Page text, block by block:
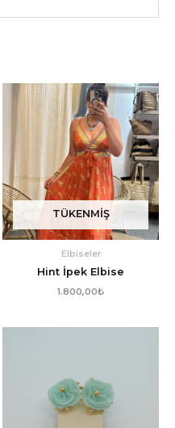
TÜKENMIŞ
Elbiseler
Hint İpek Elbise
1.800,00₺